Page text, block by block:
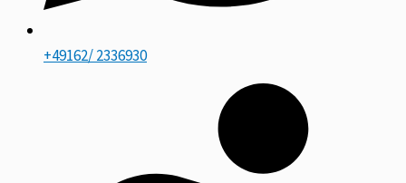
+49162/ 2336930